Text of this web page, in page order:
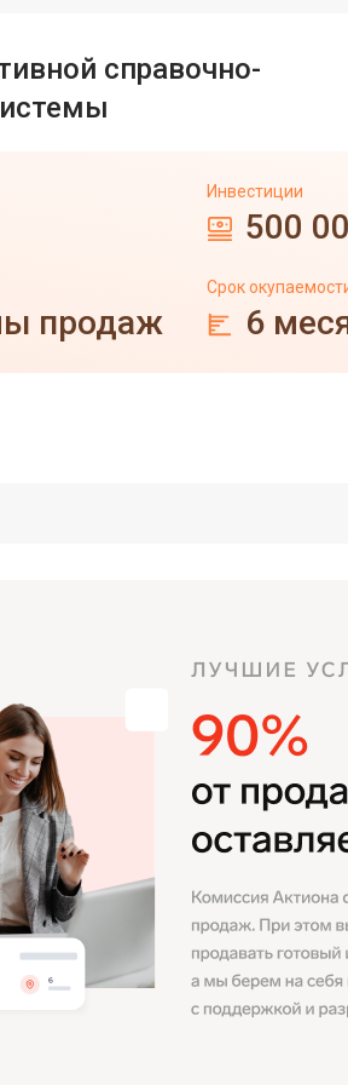
справочно-
Инвестиции
500
продаж
Срок
6